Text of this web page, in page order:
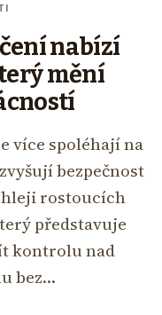
nabízí
mění
více spoléhají na
bezpečnost
rostoucích
představuje
kontrolu nad
bez…